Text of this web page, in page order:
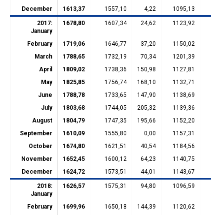
December
1613,37 1557,10 4,22 1095,13
2017:
January
1678,80 1607,34 24,62 1123,92
February 1719,06 1646,77 37,20 1150,02
March
1788,65 1732,19 70,34 1201,39
April
1809,02 1738,36 150,98 1127,81
May
1825,85 1756,74 168,10 1132,71
June
1788,78 1733,65 147,90 1138,69
July
1803,68 1744,05 205,32 1139,36
August
1804,79 1747,35 195,66 1152,20
September
1610,09 1555,80 0,00 1157,31
October
1674,80 1621,51 40,54 1184,56
November
1652,45 1600,12 64,23 1140,75
December
1624,72 1573,51 44,01 1143,67
2018:
January
1626,57 1575,31 94,80 1096,59
February 1699,96 1650,18 144,39 1120,62